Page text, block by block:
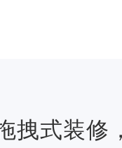
拽式装修